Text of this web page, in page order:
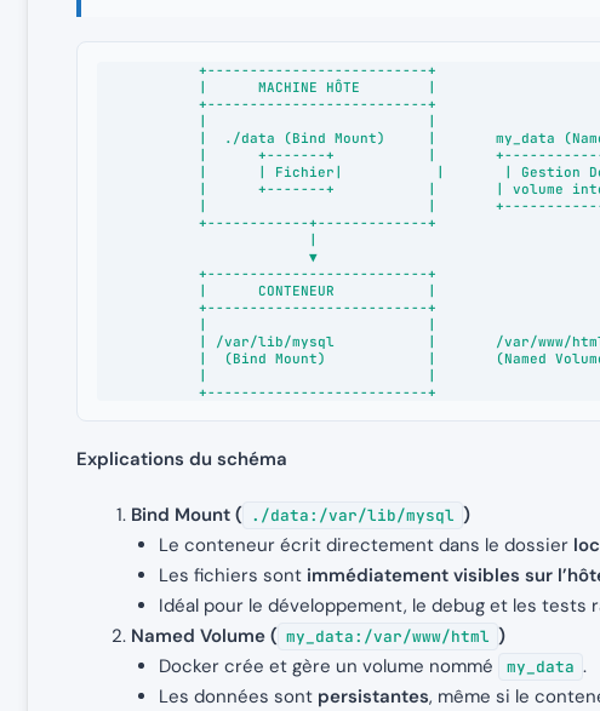
            +--------------------------+
Explications du schéma
Bind Mount ( ./data:/var/lib/mysql )
Le conteneur écrit directement dans le dossier
Les fichiers sont immédiatement visibles sur
Idéal pour le développement, le debug et les tests
Named Volume ( my_data:/var/www/html )
Docker crée et gère un volume nommé
my_data .
Les données sont persistantes, même si le